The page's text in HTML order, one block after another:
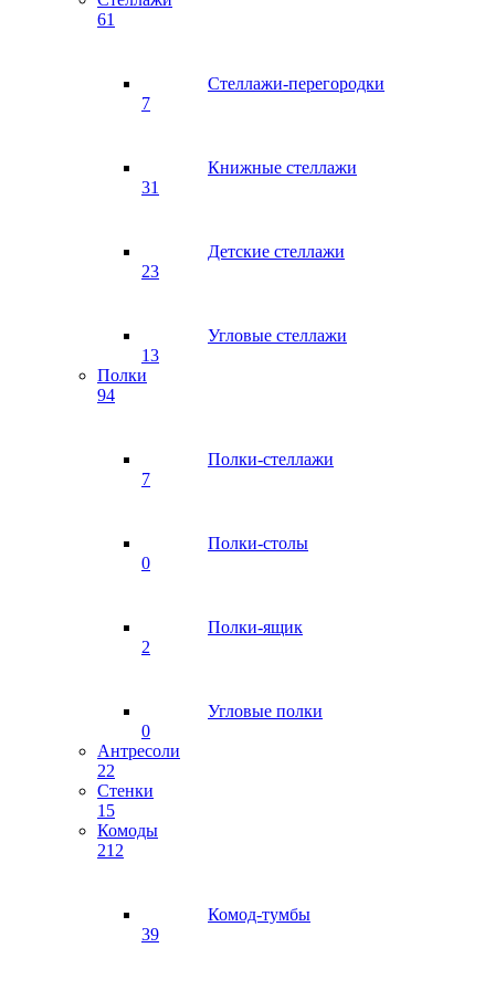
61
Стеллажи-перегородки
7
Книжные стеллажи
31
Детские стеллажи
23
Угловые стеллажи
13
Полки
94
Полки-стеллажи
7
Полки-столы
0
Полки-ящик
2
Угловые полки
0
Антресоли
22
Стенки
15
Комоды
212
Комод-тумбы
39